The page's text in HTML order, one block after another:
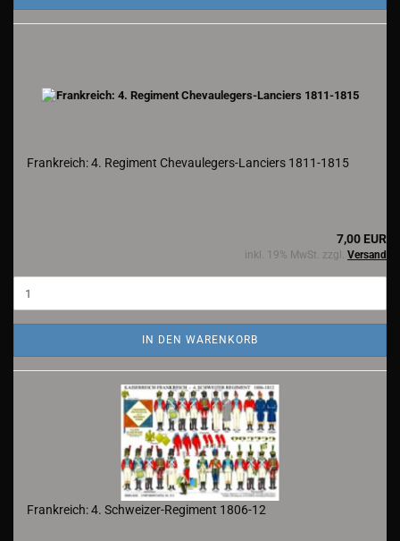
Frankreich: 4. Regiment Chevaulegers-Lanciers 1811-1815
7,00 EUR
inkl. 19% MwSt. zzgl. Versand
IN DEN WARENKORB
Frankreich: 4. Schweizer-Regiment 1806-12